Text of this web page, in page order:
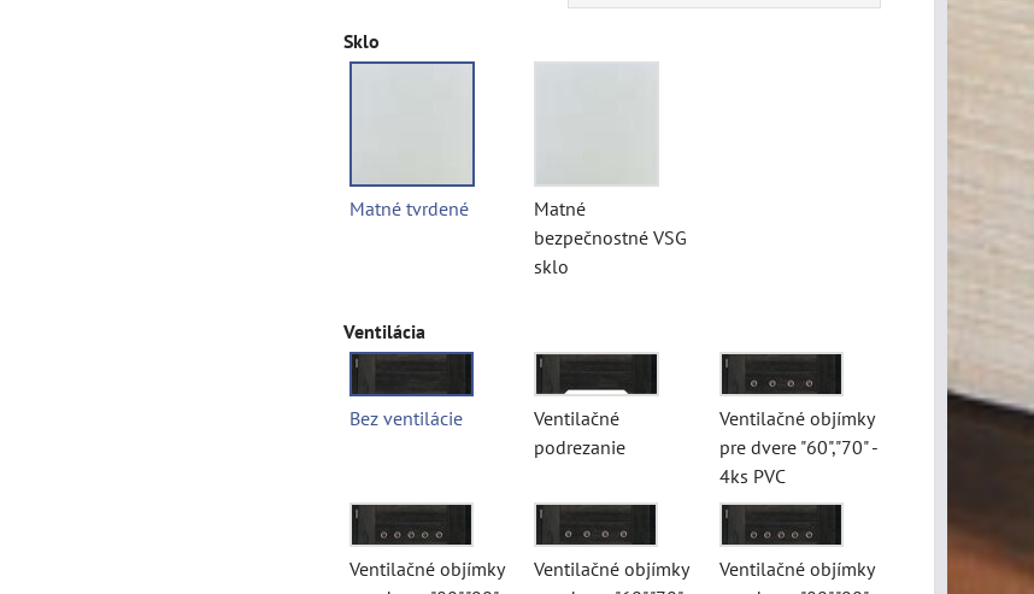
Sklo
Matné tvrdené
Matné
bezpečnostné VSG
sklo
Ventilácia
Bez ventilácie
Ventilačné
podrezanie
Ventilačné objímky
pre dvere "60","70" -
4ks PVC
Ventilačné objímky
Ventilačné objímky
Ventilačné objímky